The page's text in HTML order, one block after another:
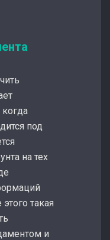
под
на тех
такая
и